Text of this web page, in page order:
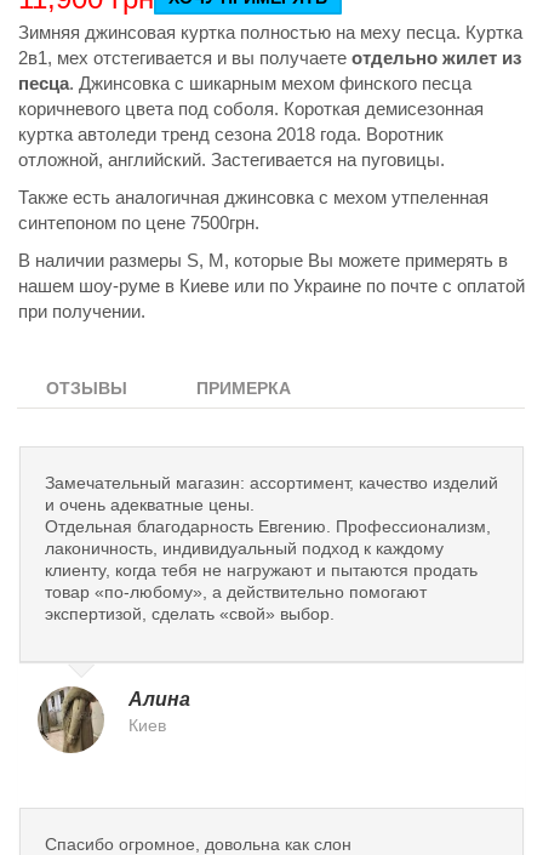
Зимняя джинсовая куртка полностью на меху песца. Куртка
2в1, мех отстегивается и вы получаете отдельно жилет из
песца. Джинсовка с шикарным мехом финского песца
коричневого цвета под соболя. Короткая демисезонная
куртка автоледи тренд сезона 2018 года. Воротник
отложной, английский. Застегивается на пуговицы.
Также есть аналогичная джинсовка с мехом утпеленная
синтепоном по цене 7500грн.
В наличии размеры S, M, которые Вы можете примерять в
нашем шоу-руме в Киеве или по Украине по почте с оплатой
при получении.
ОТЗЫВЫ ПРИМЕРКА
Замечательный магазин: ассортимент, качество изделий
и очень адекватные цены.
Отдельная благодарность Евгению. Профессионализм,
лаконичность, индивидуальный подход к каждому
клиенту, когда тебя не нагружают и пытаются продать
товар «по-любому», а действительно помогают
экспертизой, сделать «свой» выбор.
Алина
Киев
Спасибо огромное, довольна как слон